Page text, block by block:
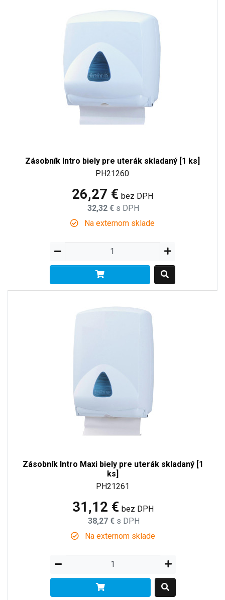
Zásobník Intro biely pre uterák skladaný [1 ks]
PH21260
26,27 € bez DPH
32,32 € s DPH
Na externom sklade
Zásobník Intro Maxi biely pre uterák skladaný [1
ks]
PH21261
31,12 € bez DPH
38,27 € s DPH
Na externom sklade